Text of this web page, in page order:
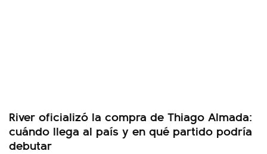
River oficializó la compra de Thiago Almada:
cuándo llega al país y en qué partido podría
debutar